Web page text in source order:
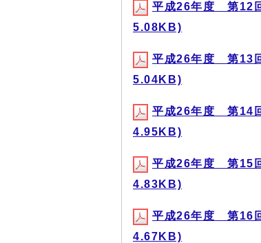
平成26年度 第12
5.08KB)
平成26年度 第13
5.04KB)
平成26年度 第14
4.95KB)
平成26年度 第15
4.83KB)
平成26年度 第16
4.67KB)